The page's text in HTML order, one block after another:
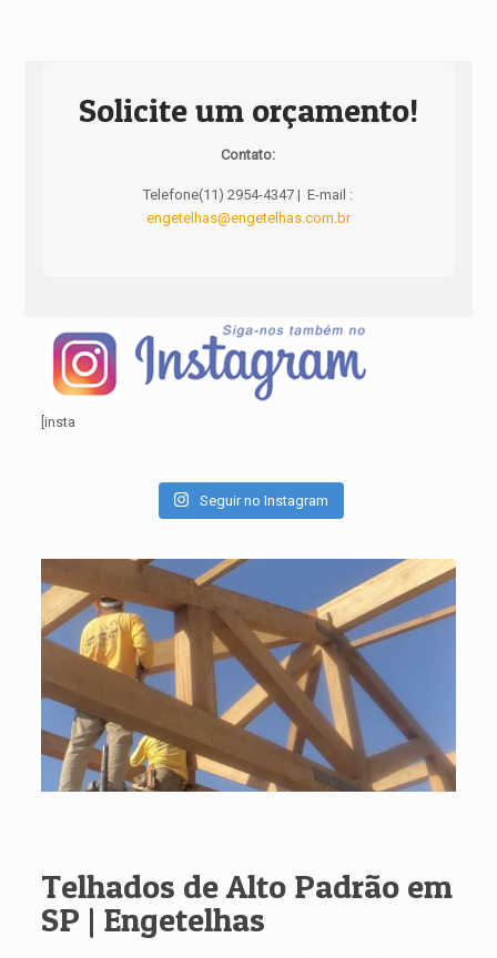
Solicite um orçamento!
Contato:
Telefone(11) 2954-4347 | E-mail :
engetelhas@engetelhas.com.br
[insta
Seguir no Instagram
Telhados de Alto Padrão em
SP | Engetelhas